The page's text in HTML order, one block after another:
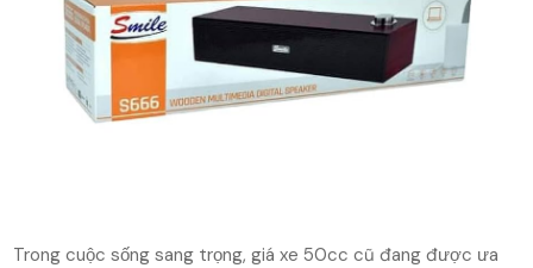
Trong cuộc sống sang trọng, giá xe 50cc cũ đang được ưa